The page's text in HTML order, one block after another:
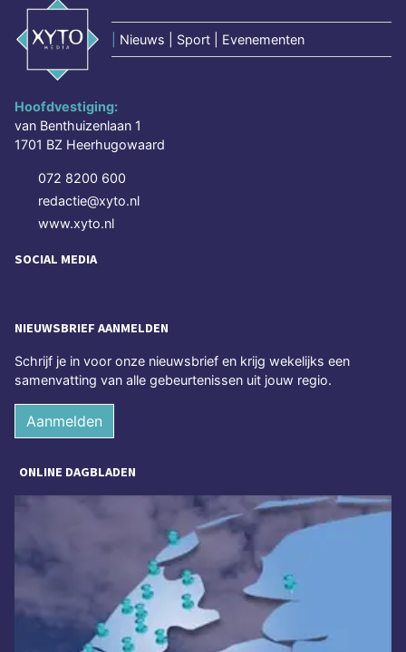
Nieuws | Sport | Evenementen
Hoofdvestiging:
van Benthuizenlaan 1
1701 BZ Heerhugowaard
072 8200 600
redactie@xyto.nl
www.xyto.nl
SOCIAL MEDIA
NIEUWSBRIEF AANMELDEN
Schrijf je in voor onze nieuwsbrief en krijg wekelijks een
samenvatting van alle gebeurtenissen uit jouw regio.
Aanmelden
ONLINE DAGBLADEN